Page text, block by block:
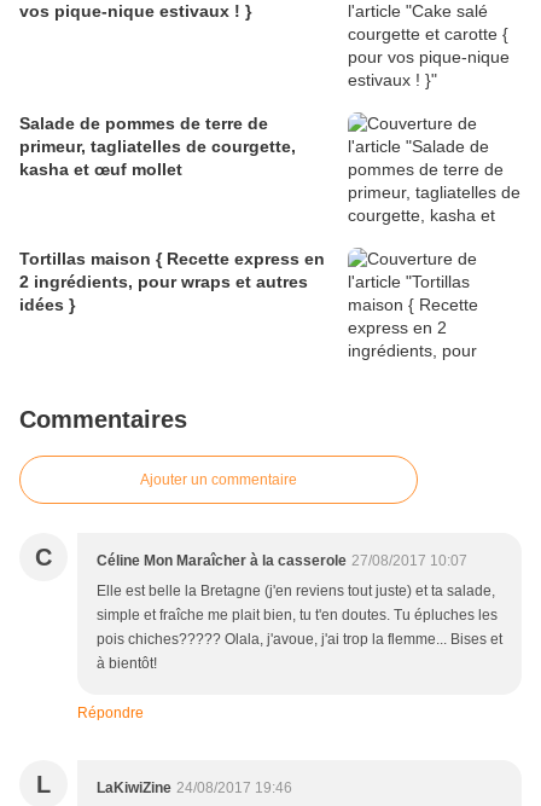
vos pique-nique estivaux ! }
Salade de pommes de terre de
primeur, tagliatelles de courgette,
kasha et œuf mollet
Tortillas maison { Recette express en
2 ingrédients, pour wraps et autres
idées }
Commentaires
Ajouter un commentaire
C Céline Mon Maraîcher à la casserole 27/08/2017 10:07
Elle est belle la Bretagne (j'en reviens tout juste) et ta salade,
simple et fraîche me plait bien, tu t'en doutes. Tu épluches les
pois chiches????? Olala, j'avoue, j'ai trop la flemme... Bises et
à bientôt!
Répondre
L LaKiwiZine 24/08/2017 19:46